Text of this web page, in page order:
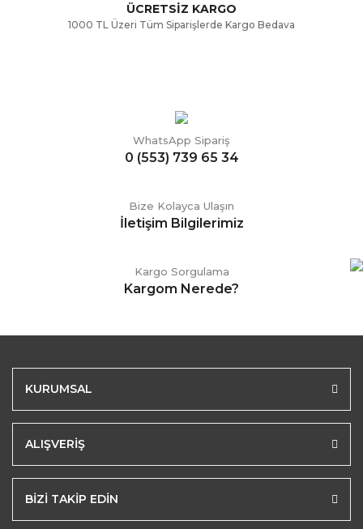
Gönder
ÜCRETSİZ KARGO
1000 TL Üzeri Tüm Siparişlerde Kargo Bedava
WhatsApp Sipariş
0 (553) 739 65 34
Bize Kolayca Ulaşın
İletişim Bilgilerimiz
Kargo Sorgulama
Kargom Nerede?
KURUMSAL
ALIŞVERİŞ
BİZİ TAKİP EDİN